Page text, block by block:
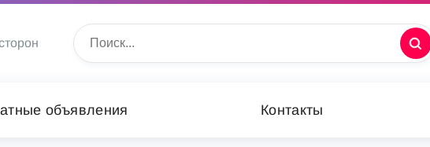
объявления Контакты